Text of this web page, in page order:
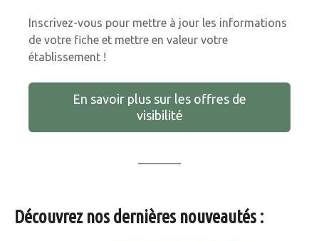
Inscrivez-vous pour mettre à jour les informations
de votre fiche et mettre en valeur votre
établissement !
En savoir plus sur les offres de
visibilité
Découvrez nos dernières nouveautés :